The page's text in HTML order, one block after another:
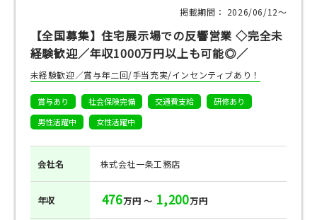
掲載期間： 2026/06/12〜
【全国募集】住宅展示場での反響営業 ◇完全未
経験歓迎／年収1000万円以上も可能◎／
未経験歓迎／賞与年二回/手当充実/インセンティブあり！
賞与あり 社会保険完備 交通費支給
研修あり
男性活躍中
女性活躍中
会社名 株式会社一条工務店
年収 476万円 ～ 1,200万円